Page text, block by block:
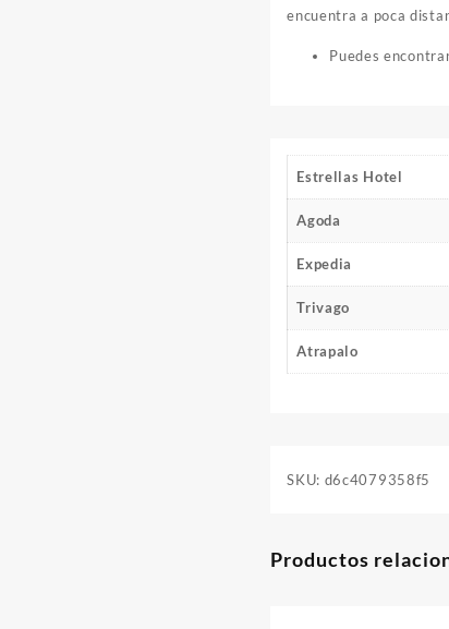
encuentra a poca
Puedes
Estrellas Hotel
Agoda
Expedia
Trivago
Atrapalo
SKU: d6c4079358f5
Productos